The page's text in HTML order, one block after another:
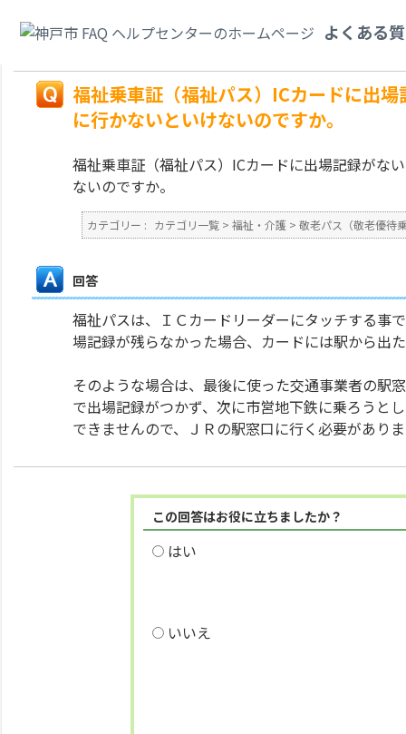
よくある
と言われましたが、前に使った交通機関の駅に行かないといけないのですか。
福祉乗車証（福祉パス）ICカードに出
に行かないといけないのですか。
福祉乗車証（福祉パス）ICカードに出場記録がな
ないのですか。
カテゴリー : カテゴリ一覧 > 福祉・介護 > 敬老パス（敬老優待
回答
福祉パスは、ＩＣカードリーダーにタッチする事
場記録が残らなかった場合、カードには駅から出
そのような場合は、最後に使った交通事業者の駅
で出場記録がつかず、次に市営地下鉄に乗ろうと
できませんので、ＪＲの駅窓口に行く必要があり
この回答はお役に立ちましたか？
はい
いいえ